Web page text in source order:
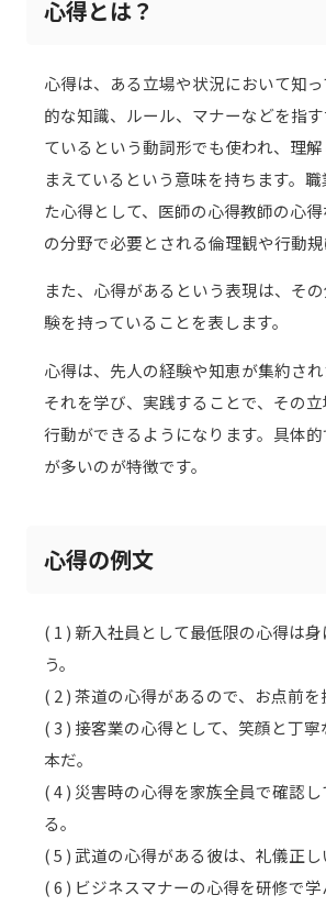
心得とは？
心得は、ある立場や状況において知
的な知識、ルール、マナーなどを指
ているという動詞形でも使われ、理
まえているという意味を持ちます。
た心得として、医師の心得教師の心
の分野で必要とされる倫理観や行動規
また、心得があるという表現は、そ
験を持っていることを表します。
心得は、先人の経験や知恵が集約され
それを学び、実践することで、その
行動ができるようになります。具体
が多いのが特徴です。
心得の例文
( 1 ) 新入社員として最低限の心得は
う。
( 2 ) 茶道の心得があるので、お点前を
( 3 ) 接客業の心得として、笑顔と丁
本だ。
( 4 ) 災害時の心得を家族全員で確認
る。
( 5 ) 武道の心得がある彼は、礼儀正し
( 6 ) ビジネスマナーの心得を研修で学